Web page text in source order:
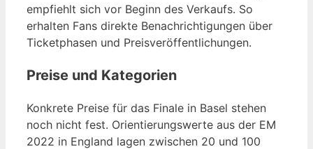
empfiehlt sich vor Beginn des Verkaufs. So
erhalten Fans direkte Benachrichtigungen über
Ticketphasen und Preisveröffentlichungen.
Preise und Kategorien
Konkrete Preise für das Finale in Basel stehen
noch nicht fest. Orientierungswerte aus der EM
2022 in England lagen zwischen 20 und 100